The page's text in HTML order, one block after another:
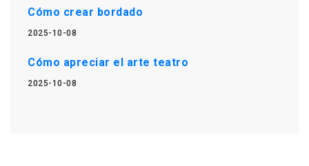
Cómo crear bordado
2025-10-08
Cómo apreciar el arte teatro
2025-10-08